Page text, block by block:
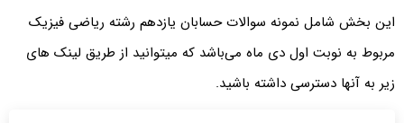
این بخش شامل نمونه سوالات حسابان یازدهم رشته ریاضی فیزیک
مربوط به نوبت اول دی ماه می‌باشد که میتوانید از طریق لینک های
زیر به آنها دسترسی داشته باشید.